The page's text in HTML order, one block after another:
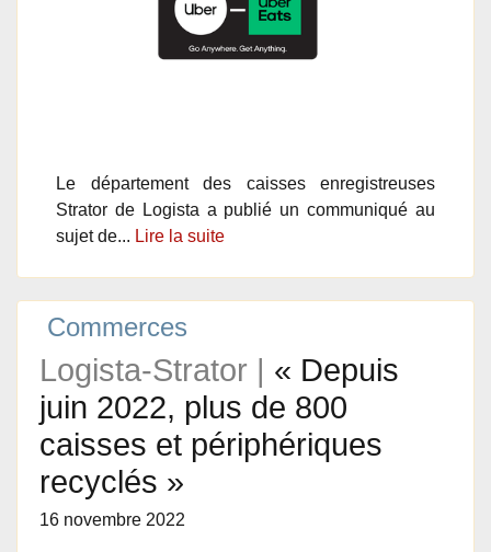
Le département des caisses enregistreuses
Strator de Logista a publié un communiqué au
sujet de... Lire la suite
Commerces
Logista-Strator | « Depuis
juin 2022, plus de 800
caisses et périphériques
recyclés »
16 novembre 2022